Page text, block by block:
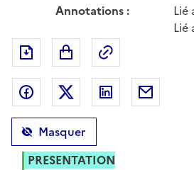
Annotations :
Lié
Lié
Exporter le document au
Partager sur Facebook
Partager sur Twitter
Partager sur
Masquer
PRESENTATION